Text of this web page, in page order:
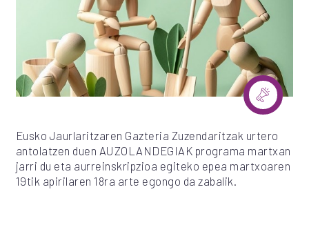
Eusko Jaurlaritzaren Gazteria Zuzendaritzak urtero
antolatzen duen AUZOLANDEGIAK programa martxan
jarri du eta aurreinskripzioa egiteko epea martxoaren
19tik apirilaren 18ra arte egongo da zabalik.